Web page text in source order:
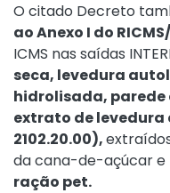
O citado Decreto
ao Anexo I do
ICMS nas saídas
seca, levedura
hidrolisada, parede
extrato de levedura
2102.20.00),
da cana-de-açúcar e
ração pet.